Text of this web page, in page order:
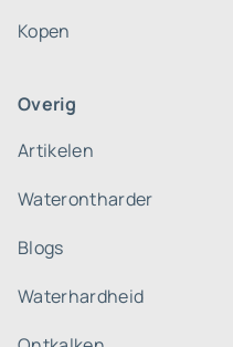
Kopen
Overig
Artikelen
Waterontharder
Blogs
Waterhardheid